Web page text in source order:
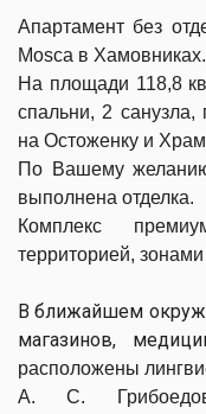
Апартамент без
Mosca в Хамовниках.
На площади 118,8
спальни, 2
на Остоженку и
По Вашему желанию
выполнена отделка.
Комплекс
территорией,
В ближайшем
магазинов,
расположены
А. С.